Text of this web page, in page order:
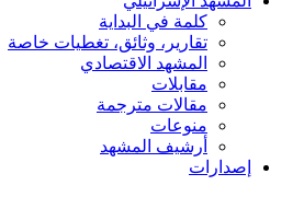
كلمة في البداية
تقارير، وثائق، تغطيات خاصة
المشهد الاقتصادي
مقابلات
مقالات مترجمة
منوعات
أرشيف المشهد
إصدارات